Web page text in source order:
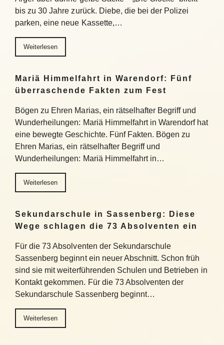
bis zu 30 Jahre zurück. Diebe, die bei der Polizei
parken, eine neue Kassette,…
Weiterlesen
Mariä Himmelfahrt in Warendorf: Fünf
überraschende Fakten zum Fest
Bögen zu Ehren Marias, ein rätselhafter Begriff und
Wunderheilungen: Mariä Himmelfahrt in Warendorf hat
eine bewegte Geschichte. Fünf Fakten. Bögen zu
Ehren Marias, ein rätselhafter Begriff und
Wunderheilungen: Mariä Himmelfahrt in…
Weiterlesen
Sekundarschule in Sassenberg: Diese
Wege schlagen die 73 Absolventen ein
Für die 73 Absolventen der Sekundarschule
Sassenberg beginnt ein neuer Abschnitt. Schon früh
sind sie mit weiterführenden Schulen und Betrieben in
Kontakt gekommen. Für die 73 Absolventen der
Sekundarschule Sassenberg beginnt…
Weiterlesen